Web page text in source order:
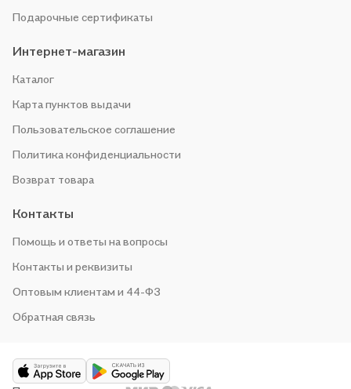
Подарочные сертификаты
Интернет-магазин
Каталог
Карта пунктов выдачи
Пользовательское соглашение
Политика конфиденциальности
Возврат товара
Контакты
Помощь и ответы на вопросы
Контакты и реквизиты
Оптовым клиентам и 44-ФЗ
Обратная связь